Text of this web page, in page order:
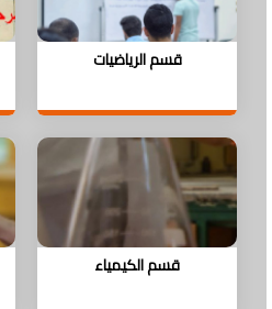
قسم الرياضيات
قسم الكيمياء